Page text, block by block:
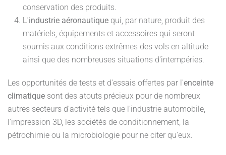
conservation des produits.
L'industrie aéronautique qui, par nature, produit des
matériels, équipements et accessoires qui seront
soumis aux conditions extrêmes des vols en altitude
ainsi que des nombreuses situations d'intempéries.
Les opportunités de tests et d'essais offertes par l'enceinte
climatique sont des atouts précieux pour de nombreux
autres secteurs d'activité tels que l'industrie automobile,
l'impression 3D, les sociétés de conditionnement, la
pétrochimie ou la microbiologie pour ne citer qu'eux.